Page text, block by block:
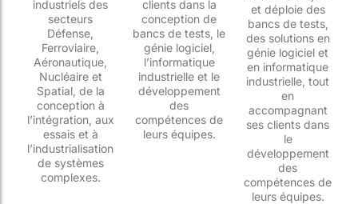
industriels des
secteurs
Défense,
Ferroviaire,
Aéronautique,
Nucléaire et
Spatial, de la
conception à
l’intégration, aux
essais et à
l’industrialisation
de systèmes
complexes.
clients dans la
conception de
bancs de tests, le
génie logiciel,
l’informatique
industrielle et le
développement
des
compétences de
leurs équipes.
et déploie des
bancs de tests,
des solutions en
génie logiciel et
en informatique
industrielle, tout
en
accompagnant
ses clients dans
le
développement
des
compétences de
leurs équipes.